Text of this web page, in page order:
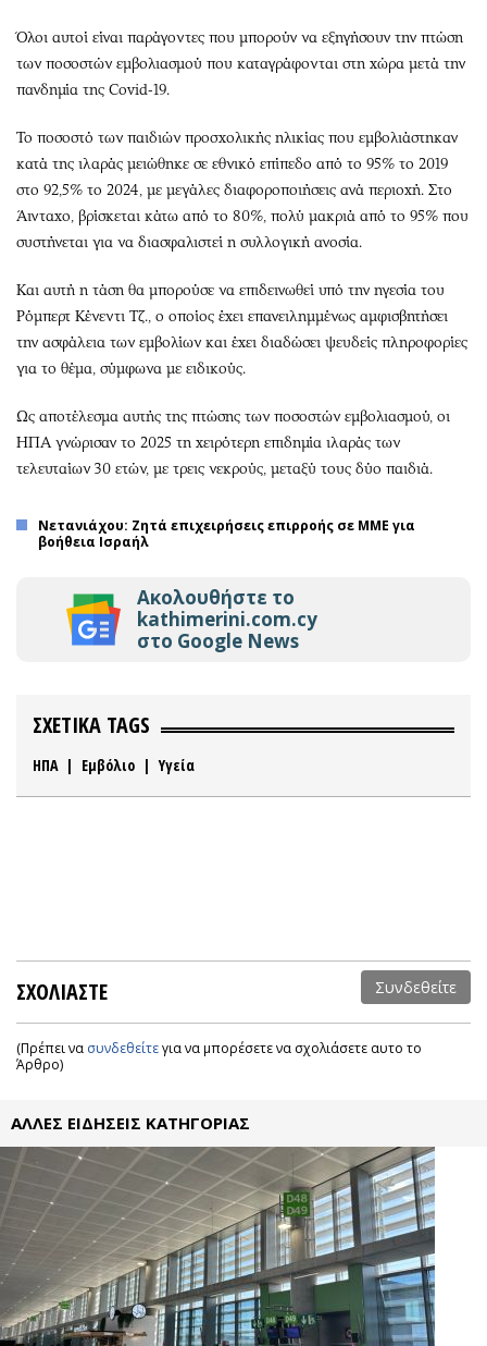
Όλοι αυτοί είναι παράγοντες που μπορούν να εξηγήσουν την πτώση
των ποσοστών εμβολιασμού που καταγράφονται στη χώρα μετά την
πανδημία της Covid-19.
Το ποσοστό των παιδιών προσχολικής ηλικίας που εμβολιάστηκαν
κατά της ιλαράς μειώθηκε σε εθνικό επίπεδο από το 95% το 2019
στο 92,5% το 2024, με μεγάλες διαφοροποιήσεις ανά περιοχή. Στο
Άινταχο, βρίσκεται κάτω από το 80%, πολύ μακριά από το 95% που
συστήνεται για να διασφαλιστεί η συλλογική ανοσία.
Και αυτή η τάση θα μπορούσε να επιδεινωθεί υπό την ηγεσία του
Ρόμπερτ Κένεντι Τζ., ο οποίος έχει επανειλημμένως αμφισβητήσει
την ασφάλεια των εμβολίων και έχει διαδώσει ψευδείς πληροφορίες
για το θέμα, σύμφωνα με ειδικούς.
Ως αποτέλεσμα αυτής της πτώσης των ποσοστών εμβολιασμού, οι
ΗΠΑ γνώρισαν το 2025 τη χειρότερη επιδημία ιλαράς των
τελευταίων 30 ετών, με τρεις νεκρούς, μεταξύ τους δύο παιδιά.
Νετανιάχου: Ζητά επιχειρήσεις επιρροής σε ΜΜΕ για
βοήθεια Ισραήλ
Ακολουθήστε το
kathimerini.com.cy
στο Google News
ΣΧΕΤΙΚΑ TAGS
ΗΠΑ| Εμβόλιο |Υγεία
ΣΧΟΛΙΑΣΤΕ Συνδεθείτε
(Πρέπει να συνδεθείτεγια να μπορέσετε να σχολιάσετε αυτο το
Άρθρο)
ΑΛΛΕΣ ΕΙΔΗΣΕΙΣ ΚΑΤΗΓΟΡΙΑΣ